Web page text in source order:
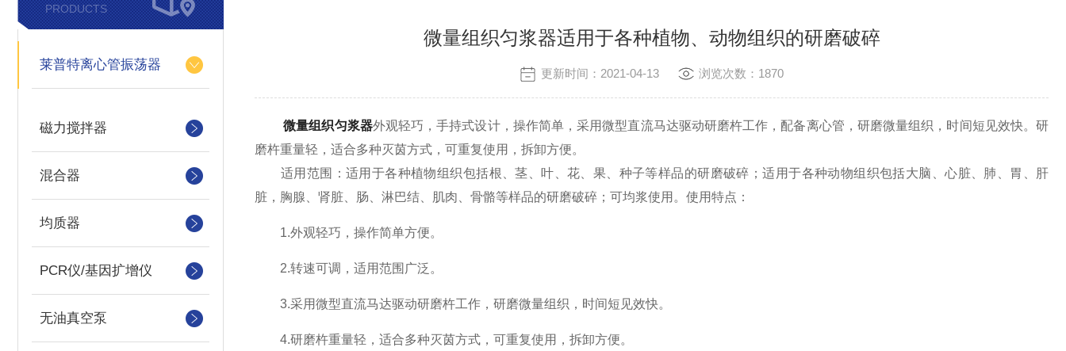
PRODUCTS
莱普特离心管振荡器
磁力搅拌器
混合器
均质器
PCR仪/基因扩增仪
无油真空泵
微量组织匀浆器适用于各种植物、动物组织的研磨破碎
更新时间：2021-04-13 浏览次数：1870
微量组织匀浆器外观轻巧，手持式设计，操作简单，采用微型直流马达驱动研磨杵工作，配备离心管，研磨微量组织，时间短见效快。研
磨杵重量轻，适合多种灭茵方式，可重复使用，拆卸方便。
适用范围：适用于各种植物组织包括根、茎、叶、花、果、种子等样品的研磨破碎；适用于各种动物组织包括大脑、心脏、肺、胃、肝
脏，胸腺、肾脏、肠、淋巴结、肌肉、骨骼等样品的研磨破碎；可均浆使用。使用特点：
1.外观轻巧，操作简单方便。
2.转速可调，适用范围广泛。
3.采用微型直流马达驱动研磨杵工作，研磨微量组织，时间短见效快。
4.研磨杵重量轻，适合多种灭茵方式，可重复使用，拆卸方便。